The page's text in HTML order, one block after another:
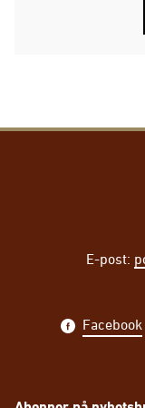
E-post:
Facebook